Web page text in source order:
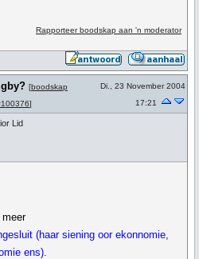
Rapporteer boodskap aan 'n moderator
[boodskap
]
Di., 23 November 2004
17:21
Lid
(haar siening oor ekonnomie,
ens).